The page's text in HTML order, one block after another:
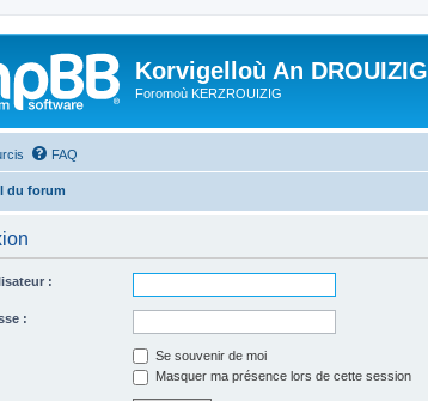
Korvigelloù An DROUIZIG
Foromoù KERZROUIZIG
FAQ
du forum
:
:
Se souvenir de moi
Masquer ma présence lors de cette session